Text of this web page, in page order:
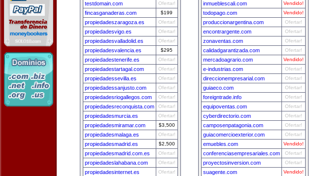
testdomain.com Ofertar!
fincasganaderas.com $199
propiedadeszaragoza.es Ofertar!
propiedadesvigo.es Ofertar!
propiedadesvalladolid.es Ofertar!
propiedadesvalencia.es $295
propiedadestenerife.es Ofertar!
propiedadestartagal.com Ofertar!
propiedadessevilla.es Ofertar!
propiedadessanjusto.com Ofertar!
propiedadesriogallegos.com Ofertar!
propiedadesreconquista.com Ofertar!
propiedadesmurcia.es Ofertar!
propiedadesmiramar.com $3,500
propiedadesmalaga.es Ofertar!
propiedadesmadrid.es $2,500
propiedadesmadrid.com.es Ofertar!
propiedadeslahabana.com Ofertar!
propiedadesinternet.es Ofertar!
inmueblescali.com Vendido!
todopago.com Vendido!
produccionargentina.com Ofertar!
encontrargente.com Ofertar!
zonaventas.com Ofertar!
calidadgarantizada.com Ofertar!
mercadoagrario.com Vendido!
e-industrias.com Ofertar!
direccionempresarial.com Ofertar!
guiaeco.com Ofertar!
foreigntrade.info Ofertar!
equipoventas.com Ofertar!
cyberdirectorio.com Ofertar!
camposenpatagonia.com Ofertar!
guiacomercioexterior.com Ofertar!
emuebles.com Vendido!
conferenciasempresariales.com Ofertar!
proyectosinversion.com Ofertar!
suagente.com Vendido!